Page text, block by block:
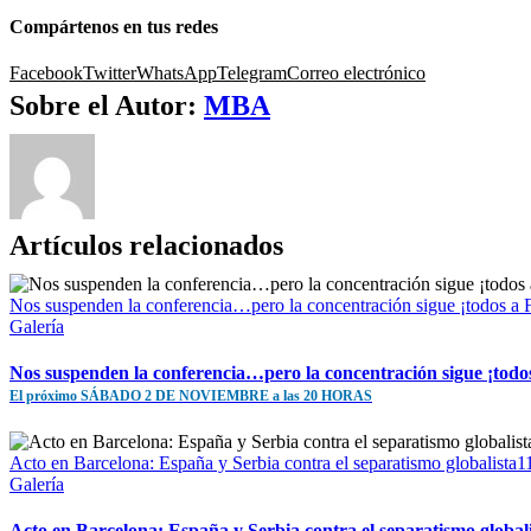
Compártenos en tus redes
FacebookTwitterWhatsAppTelegramCorreo electrónico
Sobre el Autor: MBA
Artículos relacionados
Nos suspenden la conferencia…pero la concentración sigue
Galería
Nos suspenden la conferencia…pero la concentración sigue
El próximo SÁBADO 2 DE NOVIEMBRE a las 20 HORAS
Acto en Barcelona: España y Serbia contra el separatismo
Galería